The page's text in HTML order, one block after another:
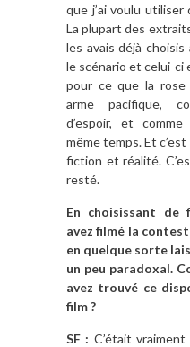
que j’ai voulu
La plupart des
les avais déjà
le scénario et celui-ci
pour ce que la rose
arme pacifique,
d’espoir, et
même temps. Et
fiction et réalité.
resté.
En choisissant de
avez filmé la
en quelque sorte
un peu paradoxal.
avez trouvé ce
film ?
SF : C’était